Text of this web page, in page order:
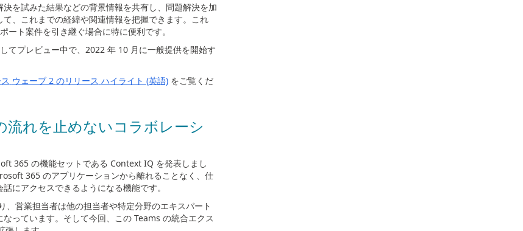
を試みた結果などの背景情報を共有し、問題解決を加
、これまでの経緯や関連情報を把握できます。これ
ト案件を引き継ぐ場合に特に便利です。
てプレビュー中で、 2022 年10 月に一般提供を開始す
ウェーブ 2 のリリース ハイライト (英語)をご覧くだ
流れを止めないコラボレーシ
365 の機能セットである Context IQ を発表しまし
365 のアプリケーションから離れることなく、仕
にアクセスできるようになる機能です。
、営業担当者は他の担当者や特定分野のエキスパート
っています。そして今回、このTeams の統合エクス